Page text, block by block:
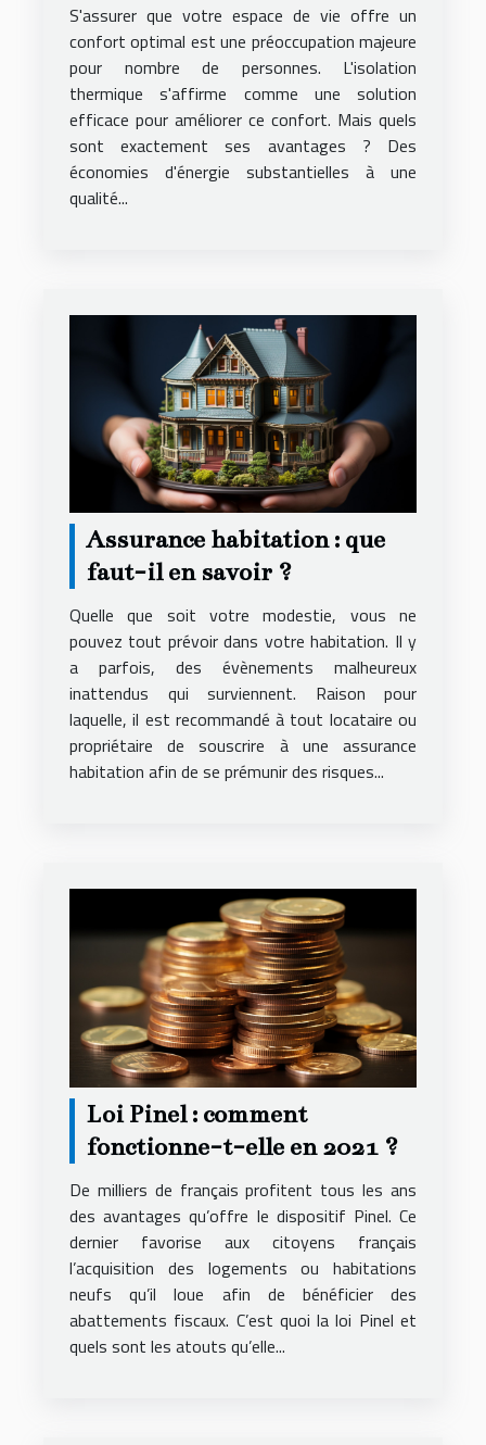
S'assurer que votre espace de vie offre un
confort optimal est une préoccupation majeure
pour nombre de personnes. L'isolation
thermique s'affirme comme une solution
efficace pour améliorer ce confort. Mais quels
sont exactement ses avantages ? Des
économies d'énergie substantielles à une
qualité...
Assurance habitation : que
faut-il en savoir ?
Quelle que soit votre modestie, vous ne
pouvez tout prévoir dans votre habitation. Il y
a parfois, des évènements malheureux
inattendus qui surviennent. Raison pour
laquelle, il est recommandé à tout locataire ou
propriétaire de souscrire à une assurance
habitation afin de se prémunir des risques...
Loi Pinel : comment
fonctionne-t-elle en 2021 ?
De milliers de français profitent tous les ans
des avantages qu’offre le dispositif Pinel. Ce
dernier favorise aux citoyens français
l’acquisition des logements ou habitations
neufs qu’il loue afin de bénéficier des
abattements fiscaux. C’est quoi la loi Pinel et
quels sont les atouts qu’elle...